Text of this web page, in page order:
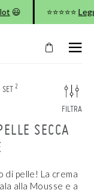
😃 ⭐⭐⭐⭐⭐
FILTRA
SET 2
SECCA
pelle! La crema
alla Mousse e a